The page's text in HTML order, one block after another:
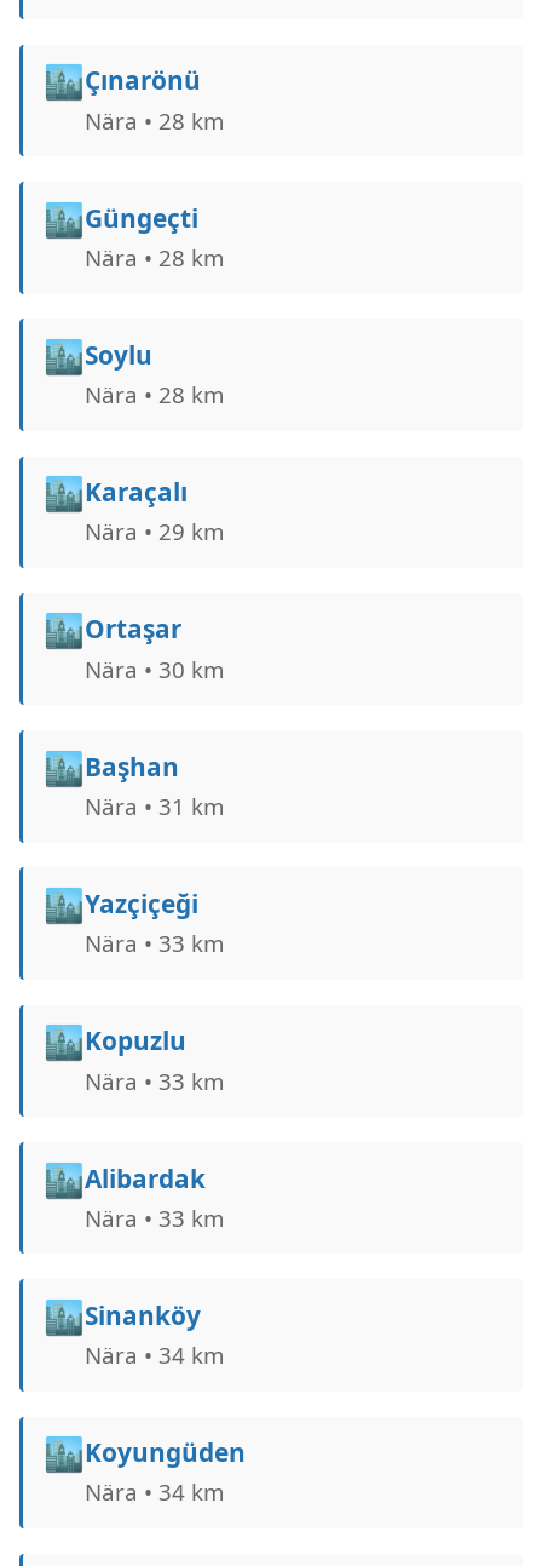
🏙️Çınarönü
Nära • 28 km
🏙️Güngeçti
Nära • 28 km
🏙️Soylu
Nära • 28 km
🏙️Karaçalı
Nära • 29 km
🏙️Ortaşar
Nära • 30 km
🏙️Başhan
Nära • 31 km
🏙️Yazçiçeği
Nära • 33 km
🏙️Kopuzlu
Nära • 33 km
🏙️Alibardak
Nära • 33 km
🏙️Sinanköy
Nära • 34 km
🏙️Koyungüden
Nära • 34 km